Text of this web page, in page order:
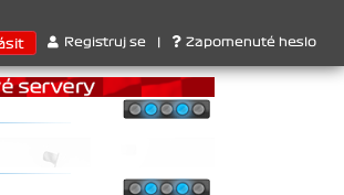
3. RedBull ..... SprintCup - 1. Jan
Registruj se Zapomenuté heslo